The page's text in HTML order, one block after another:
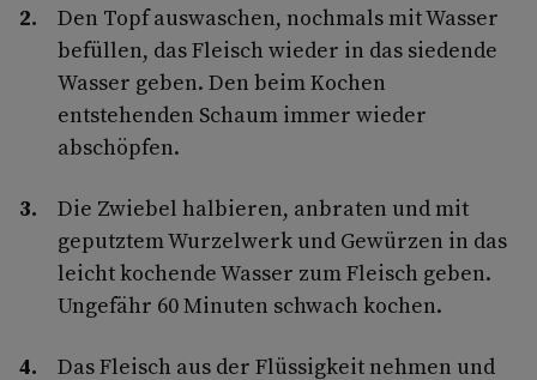
Den Topf auswaschen, nochmals mit Wasser
befüllen, das Fleisch wieder in das siedende
Wasser geben. Den beim Kochen
entstehenden Schaum immer wieder
abschöpfen.
Die Zwiebel halbieren, anbraten und mit
geputztem Wurzelwerk und Gewürzen in das
leicht kochende Wasser zum Fleisch geben.
Ungefähr 60 Minuten schwach kochen.
Das Fleisch aus der Flüssigkeit nehmen und